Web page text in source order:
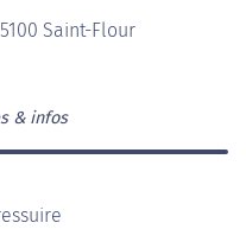
Saint-Flour
& infos